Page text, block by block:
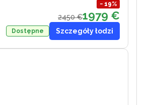
− 19%
2450 €1979 €
Dostępne Szczegóły łodzi